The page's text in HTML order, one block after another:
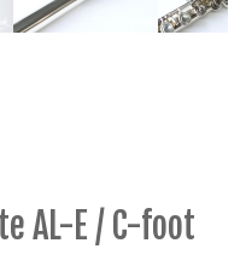
AL-E / C-foot